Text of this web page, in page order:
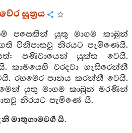
සූත්‍රය
පසෙකින් යුතු මාගම කාබුන්
විනිපාතවූ නිරයට පැමිණෙයි.
පණිවායෙන් යුක්ත වෙයි.
කාමයෙහි වරදවා හැසිරෙන්නී
රහමෙර පානය කරන්නී වෙයි.
යුතු මාගම කාබුන් මරණින්
නිරයට පැමිණේ යි.
මාතුගාමවර්‍ග යි.